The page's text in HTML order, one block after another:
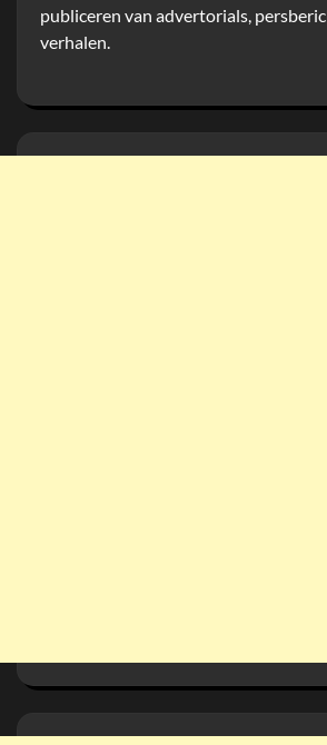
publiceren van advertorials,
verhalen.